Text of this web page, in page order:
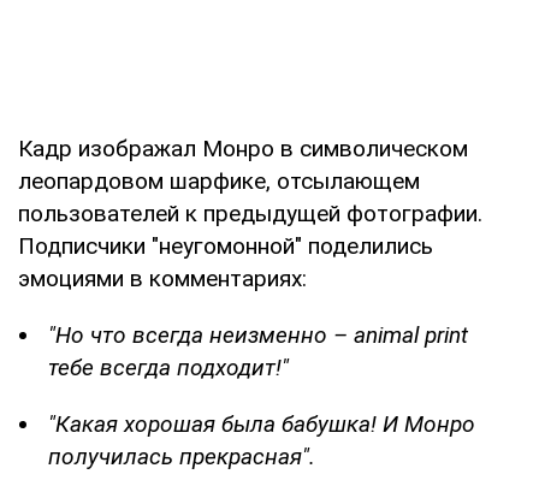
Кадр изображал Монро в символическом
леопардовом шарфике, отсылающем
пользователей к предыдущей фотографии.
Подписчики "неугомонной" поделились
эмоциями в комментариях:
"Но что всегда неизменно – animal print
тебе всегда подходит!"
"Какая хорошая была бабушка! И Монро
получилась прекрасная".